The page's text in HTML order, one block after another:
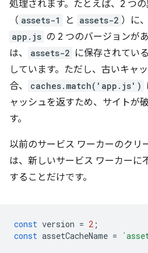
処理されます。たとえば、2 つ
（ assets-1 と assets-2 ）に
app.js の 2 つのバージョンが
は、
assets-2 に保存されてい
しています。ただし、古いキャ
合、
caches.match('app.js')
ャッシュを返すため、サイトが
す。
以前のサービス ワーカーのクリ
は、新しいサービス ワーカーに
することだけです。
const version = 2 ;
const assetCacheName =